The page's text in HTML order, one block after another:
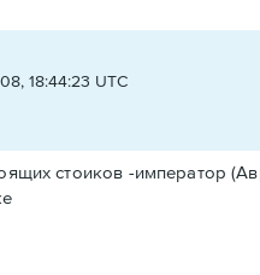
18:44:23 UTC
стоиков -император